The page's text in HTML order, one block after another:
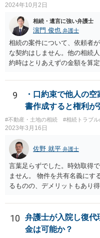
2024年10月2日
相続・遺言に強い弁護士
濵門 俊也 弁護士
相続の案件について、依頼者
な契約はしません。他の相続
約時はとりあえずの金額を算
あり得ます。 今後の見通しを
が納得できる説明を受けるべ
9
・口約束で他人の
書作成すると権利が
#不動産・土地の相続 #相続トラブ
2023年3月16日
佐野 就平 弁護士
言葉足らずでした。時効取得
ません。 物件を共有名義にす
るものの、デメリットもあり
10
弁護士が入院し復代
金は可能か？